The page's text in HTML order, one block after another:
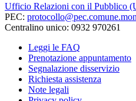
Ufficio Relazioni con il Pubblico
PEC:
Centralino unico: 0932 970261
Leggi le FAQ
Prenotazione appuntamento
Segnalazione disservizio
Richiesta assistenza
Note legali